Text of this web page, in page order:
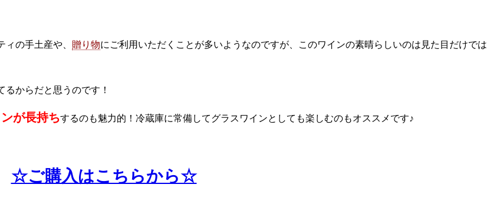
の手土産や、 贈り物にご利用いただくことが多いようなのですが、このワインの素晴らしいのは見た目だけでは
からだと思うのです！
が長持ちするのも魅力的！冷蔵庫に常備してグラスワインとしても楽しむのもオススメです♪
☆ご購入はこちらから☆